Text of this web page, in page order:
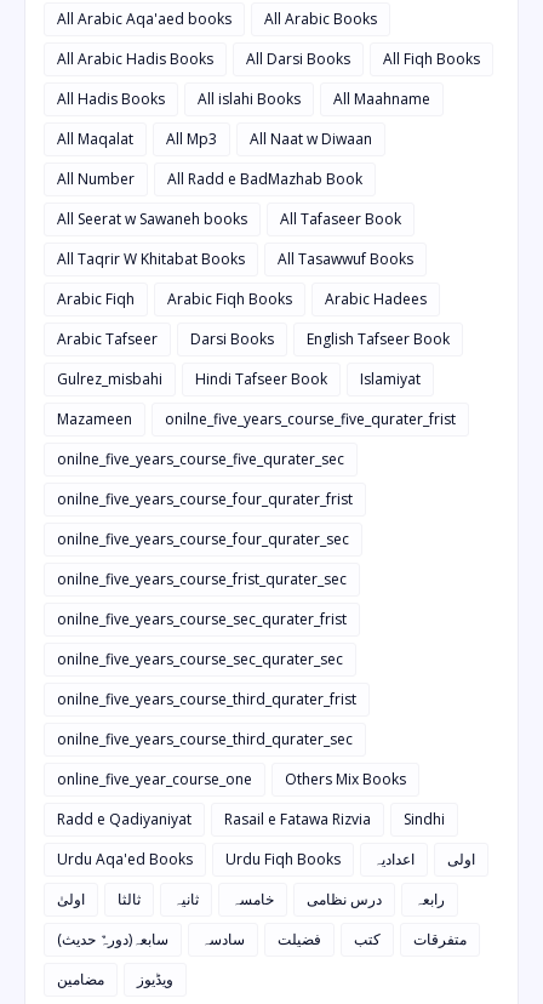
All Arabic Aqa'aed books
All Arabic Books
All Arabic Hadis Books
All Darsi Books
All Fiqh Books
All Hadis Books
All islahi Books
All Maahname
All Maqalat
All Mp3
All Naat w Diwaan
All Number
All Radd e BadMazhab Book
All Seerat w Sawaneh books
All Tafaseer Book
All Taqrir W Khitabat Books
All Tasawwuf Books
Arabic Fiqh
Arabic Fiqh Books
Arabic Hadees
Arabic Tafseer
Darsi Books
English Tafseer Book
Gulrez_misbahi
Hindi Tafseer Book
Islamiyat
Mazameen
onilne_five_years_course_five_qurater_frist
onilne_five_years_course_five_qurater_sec
onilne_five_years_course_four_qurater_frist
onilne_five_years_course_four_qurater_sec
onilne_five_years_course_frist_qurater_sec
onilne_five_years_course_sec_qurater_frist
onilne_five_years_course_sec_qurater_sec
onilne_five_years_course_third_qurater_frist
onilne_five_years_course_third_qurater_sec
online_five_year_course_one
Others Mix Books
Radd e Qadiyaniyat
Rasail e Fatawa Rizvia
Sindhi
Urdu Aqa'ed Books
Urdu Fiqh Books اعدادیہ
اولی
اولیٰ
ثالثا ثانیہ خامسہ درس نظامی
رابعہ
سابعہ(دورہٌ حدیث)
سادسہ فضیلت کتب
متفرقات
مضامین
ویڈیوز